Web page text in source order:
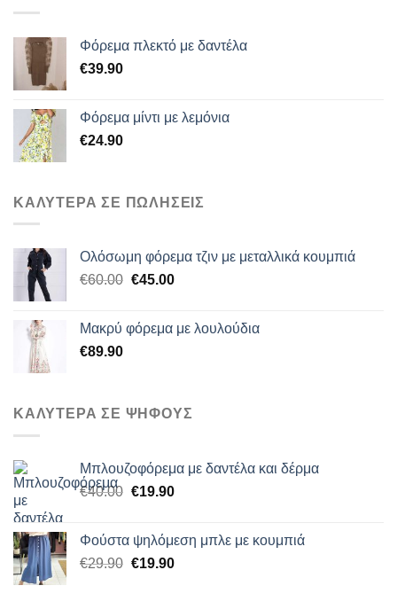
Φόρεμα πλεκτό με δαντέλα
€39.90
Φόρεμα μίντι με λεμόνια
€24.90
ΚΑΛΥΤΕΡΑ ΣΕ ΠΩΛΗΣΕΙΣ
Ολόσωμη φόρεμα τζιν με μεταλλικά κουμπιά
€60.00 Original
€60.00.
€45.00Η
είναι:
Μακρύ φόρεμα με λουλούδια
€89.90
ΚΑΛΥΤΕΡΑ ΣΕ ΨΗΦΟΥΣ
Μπλουζοφόρεμα με δαντέλα και δέρμα
€40.00 Original
€40.00.
€19.90Η
είναι:
€19.90.
Φούστα ψηλόμεση μπλε με κουμπιά
€29.90 Original
€19.90Η